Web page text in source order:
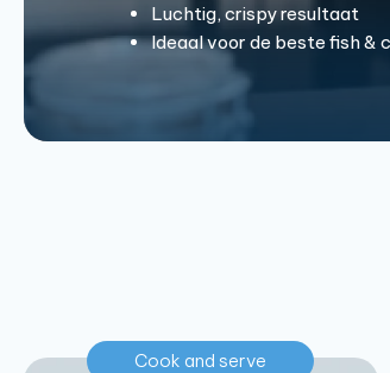
Luchtig, crispy resultaat
Ideaal voor de beste fish &
Cook and serve